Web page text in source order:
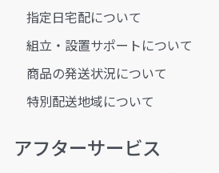
指定日宅配について
組立・設置サポートについて
商品の発送状況について
特別配送地域について
アフターサービス